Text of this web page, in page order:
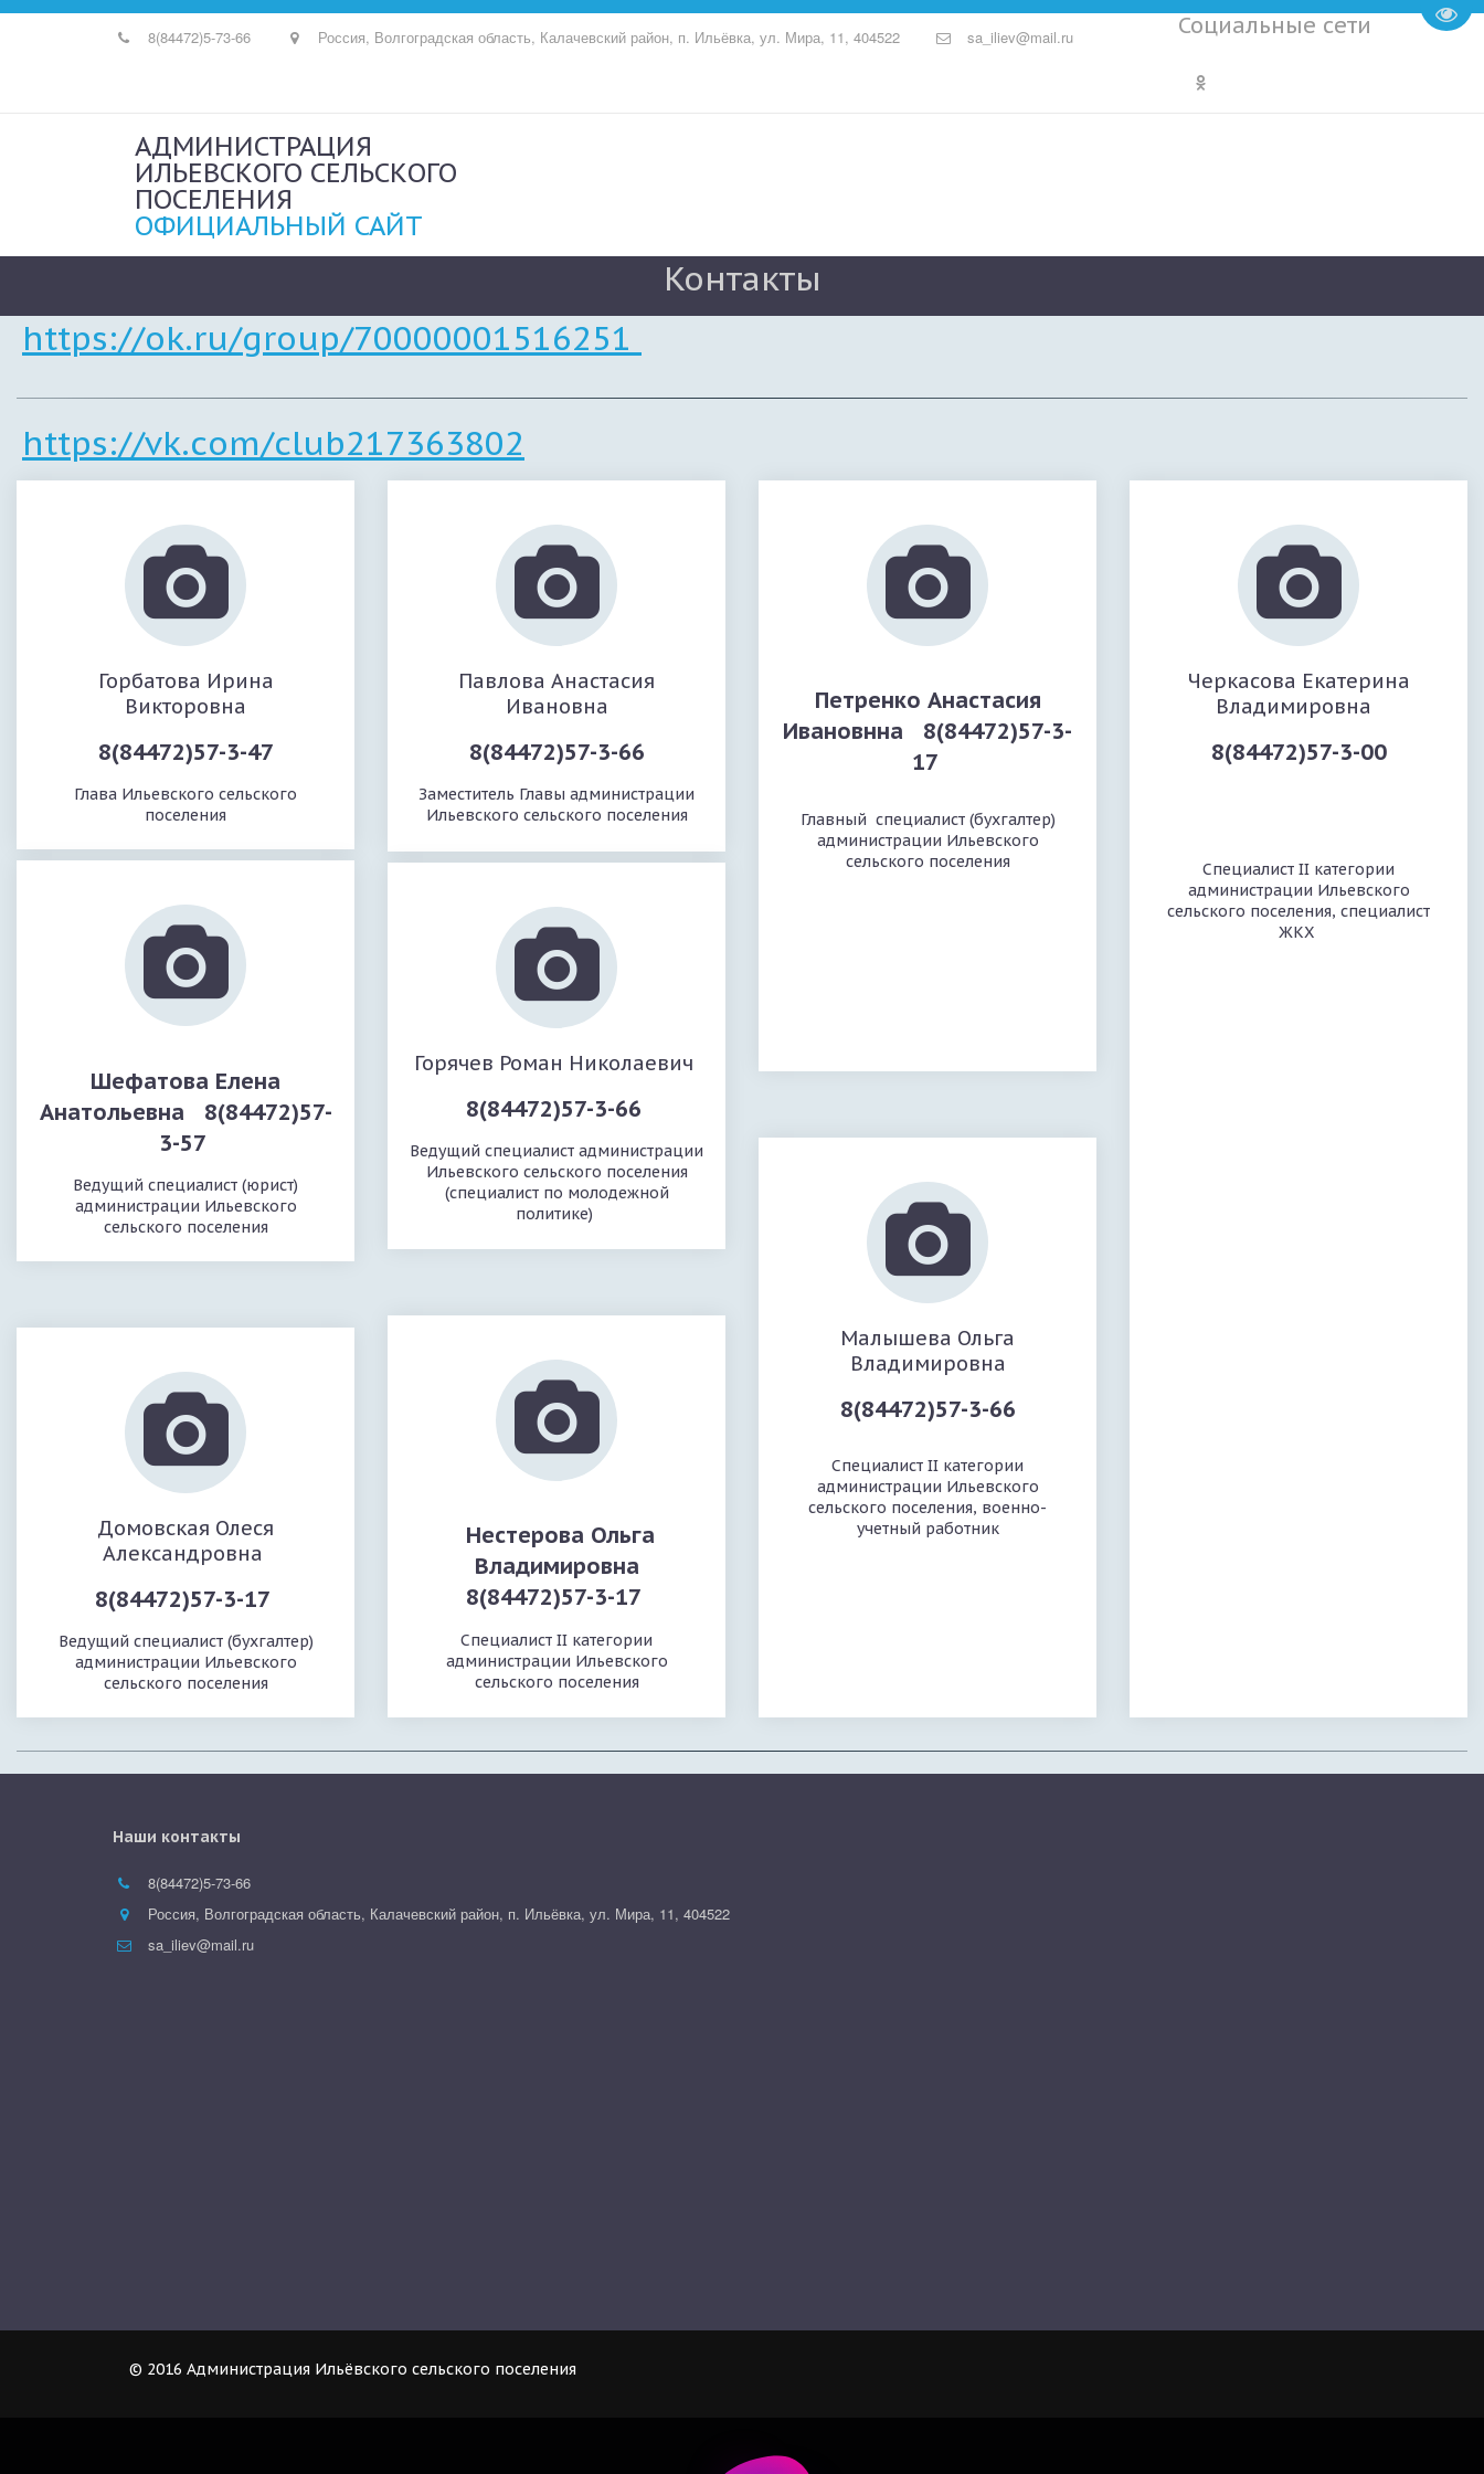
8(84472)5-73-66 Россия, Волгоградская область, Калачевский район, п. Ильёвка, ул. Мира, 11, 404522 sa_iliev@mail.ru Социальные сети
АДМИНИСТРАЦИЯ
ИЛЬЕВСКОГО СЕЛЬСКОГО
ПОСЕЛЕНИЯ
ОФИЦИАЛЬНЫЙ САЙТ
Контакты
https://ok.ru/group/70000001516251
https://vk.сom/club217363802
Горбатова Ирина
Викторовна
8(84472)57-3-47
Глава Ильевского сельского
поселения
Шефатова Елена
Анатольевна 8(84472)57-
3-57
Ведущий специалист (юрист)
администрации Ильевского
сельского поселения
Домовская Олеся
Александровна
8(84472)57-3-17
Ведущий специалист (бухгалтер)
администрации Ильевского
сельского поселения
Павлова Анастасия
Ивановна
8(84472)57-3-66
Заместитель Главы администрации
Ильевского сельского поселения
Горячев Роман Николаевич
8(84472)57-3-66
Ведущий специалист администрации
Ильевского сельского поселения
(специалист по молодежной
политике)
Нестерова Ольга
Владимировна
8(84472)57-3-17
Специалист II категории
администрации Ильевского
сельского поселения
Петренко Анастасия
Ивановнна 8(84472)57-3-
17
Главный специалист (бухгалтер)
администрации Ильевского
сельского поселения
Малышева Ольга
Владимировна
8(84472)57-3-66
Специалист II категории
администрации Ильевского
сельского поселения, военно-
учетный работник
Черкасова Екатерина
Владимировна
8(84472)57-3-00
Специалист II категории
администрации Ильевского
сельского поселения, специалист
ЖКХ
Наши контакты
8(84472)5-73-66
Россия, Волгоградская область, Калачевский район, п. Ильёвка, ул. Мира, 11, 404522
sa_iliev@mail.ru
© 2016 Администрация Ильёвского сельского поселения